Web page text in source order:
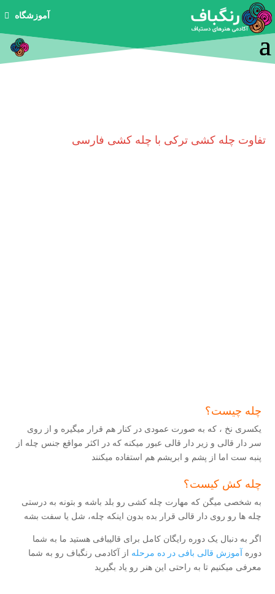
آموزشگاه
تفاوت چله کشی ترکی با چله کشی فارسی
چله چیست؟
یکسری نخ ، که به صورت عمودی در کنار هم قرار میگیره و از روی
سر دار قالی و زیر دار قالی عبور میکنه که در اکثر مواقع جنس چله از
پنبه ست اما از پشم و ابریشم هم استفاده میکنند
چله کش کیست؟
به شخصی میگن که مهارت چله کشی رو بلد باشه و بتونه به درستی
چله ها رو روی دار قالی قرار بده بدون اینکه چله، شل یا سفت بشه
اگر به دنبال یک دوره رایگان کامل برای قالیبافی هستید ما به شما
دوره آموزش قالی بافی در ده مرحله از آکادمی رنگباف رو به شما
معرفی میکنیم تا به راحتی این هنر رو یاد بگیرید